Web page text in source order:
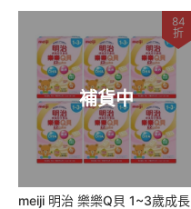
補貨中
84
折
meiji 明治 樂樂Q貝 1~3歲成長